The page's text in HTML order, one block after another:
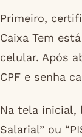
Primeiro,
Caixa Tem
celular. Após
CPF e senha
Na tela inicial,
Salarial” ou